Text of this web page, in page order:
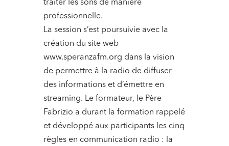
traiter les sons de manière
professionnelle.
La session s’est poursuivie avec la
création du site web
www.speranzafm.org dans la vision
de permettre à la radio de diffuser
des informations et d’émettre en
streaming. Le formateur, le Père
Fabrizio a durant la formation rappelé
et développé aux participants les cinq
règles en communication radio : la